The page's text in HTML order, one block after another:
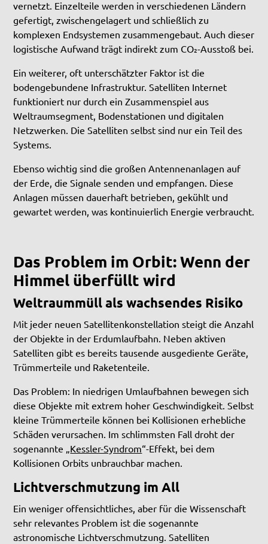
vernetzt. Einzelteile werden in verschiedenen Ländern
gefertigt, zwischengelagert und schließlich zu
komplexen Endsystemen zusammengebaut. Auch dieser
logistische Aufwand trägt indirekt zum CO₂-Ausstoß bei.
Ein weiterer, oft unterschätzter Faktor ist die
bodengebundene Infrastruktur. Satelliten Internet
funktioniert nur durch ein Zusammenspiel aus
Weltraumsegment, Bodenstationen und digitalen
Netzwerken. Die Satelliten selbst sind nur ein Teil des
Systems.
Ebenso wichtig sind die großen Antennenanlagen auf
der Erde, die Signale senden und empfangen. Diese
Anlagen müssen dauerhaft betrieben, gekühlt und
gewartet werden, was kontinuierlich Energie verbraucht.
Das Problem im Orbit: Wenn der
Himmel überfüllt wird
Weltraummüll als wachsendes Risiko
Mit jeder neuen Satellitenkonstellation steigt die Anzahl
der Objekte in der Erdumlaufbahn. Neben aktiven
Satelliten gibt es bereits tausende ausgediente Geräte,
Trümmerteile und Raketenteile.
Das Problem: In niedrigen Umlaufbahnen bewegen sich
diese Objekte mit extrem hoher Geschwindigkeit. Selbst
kleine Trümmerteile können bei Kollisionen erhebliche
Schäden verursachen. Im schlimmsten Fall droht der
sogenannte „ Kessler-Syndrom“-Effekt, bei dem
Kollisionen Orbits unbrauchbar machen.
Lichtverschmutzung im All
Ein weniger offensichtliches, aber für die Wissenschaft
sehr relevantes Problem ist die sogenannte
astronomische Lichtverschmutzung. Satelliten